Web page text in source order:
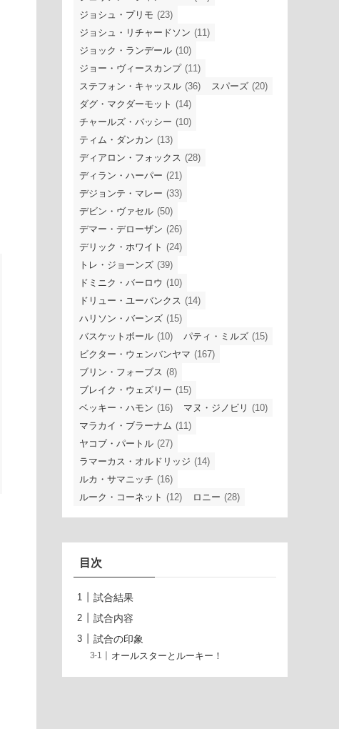
ジョシュ・プリモ (23)
ジョシュ・リチャードソン (11)
ジョック・ランデール (10)
ジョー・ヴィースカンプ (11)
ステフォン・キャッスル (36) スパーズ (20)
ダグ・マクダーモット (14)
チャールズ・バッシー (10)
ティム・ダンカン (13)
ディアロン・フォックス (28)
ディラン・ハーパー (21)
デジョンテ・マレー (33)
デビン・ヴァセル (50)
デマー・デローザン (26)
デリック・ホワイト (24)
トレ・ジョーンズ (39)
ドミニク・バーロウ (10)
ドリュー・ユーバンクス (14)
ハリソン・バーンズ (15)
バスケットボール (10) パティ・ミルズ (15)
ビクター・ウェンバンヤマ (167)
ブリン・フォーブス (8)
ブレイク・ウェズリー (15)
ベッキー・ハモン (16) マヌ・ジノビリ (10)
マラカイ・ブラーナム (11)
ヤコブ・パートル (27)
ラマーカス・オルドリッジ (14)
ルカ・サマニッチ (16)
ルーク・コーネット (12) ロニー (28)
目次
試合結果
試合内容
試合の印象
オールスターとルーキー！